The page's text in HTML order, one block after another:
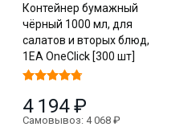
Контейнер бумажный
чёрный 1000 мл, для
салатов и вторых блюд,
1EA OneClick [300 шт]
4 194 ₽
Самовывоз: 4 068 ₽